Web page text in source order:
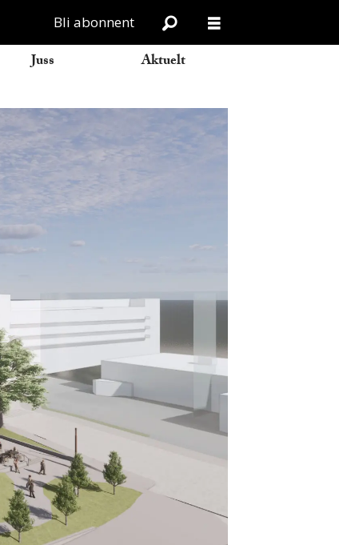
Bli abonnent
Juss Aktuelt